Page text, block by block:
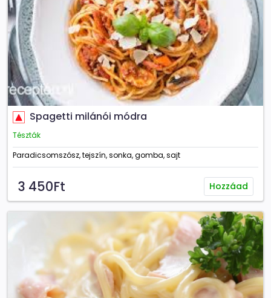
Spagetti milánói módra
Tészták
Paradicsomszósz, tejszín, sonka, gomba, sajt
3 450Ft Hozzáad